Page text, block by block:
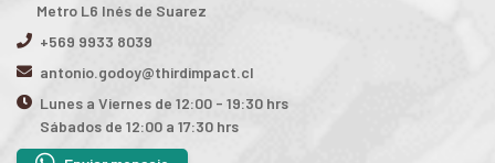
Metro L6 Inés de Suarez
+569 9933 8039
antonio.godoy@thirdimpact.cl
Lunes a Viernes de 12:00 - 19:30 hrs
Sábados de 12:00 a 17:30 hrs